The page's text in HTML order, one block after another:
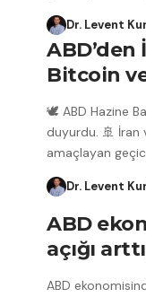
Dr. Levent
ABD’den
Bitcoin
🕊️ ABD Hazine
duyurdu. 🚢 İran
amaçlayan
Dr. Levent
ABD
açığı
ABD